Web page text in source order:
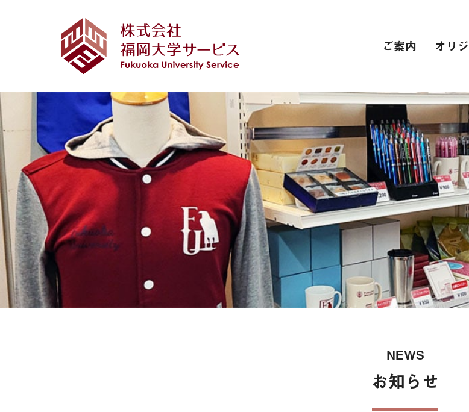
ご案内
インターネット接続環境
電子辞書[教科書販売サイト]
自動車学校
スーツ
専門学校
卒業式 衣裳レンタル
レンタカー
保険
オリ
NEWS
お知らせ